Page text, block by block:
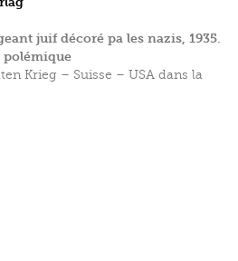
juif décoré pa les nazis, 1935.
polémique
Krieg – Suisse – USA dans la